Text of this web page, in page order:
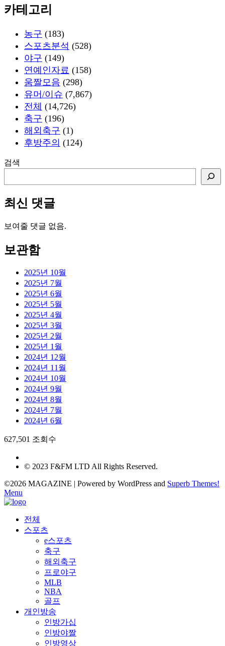
카테고리
농구 (183)
스포츠분석 (528)
야구 (149)
연예인자료 (158)
움짤모음 (298)
유머/이슈 (7,867)
전체 (14,726)
축구 (196)
해외축구 (1)
후방주의 (124)
검색
최신 댓글
보여줄 댓글 없음.
보관함
2025년 10월
2025년 7월
2025년 6월
2025년 5월
2025년 4월
2025년 3월
2025년 2월
2025년 1월
2024년 12월
2024년 11월
2024년 10월
2024년 9월
2024년 8월
2024년 7월
2024년 6월
627,501 조회수
© 2023 F&FM LTD All Rights Reserved.
©2026 MAGAZINE | Powered by WordPress and Superb Themes!
Menu
전체
스포츠
e스포츠
축구
해외축구
프로야구
MLB
NBA
골프
개인방송
인방가십
인방야짤
인방영상